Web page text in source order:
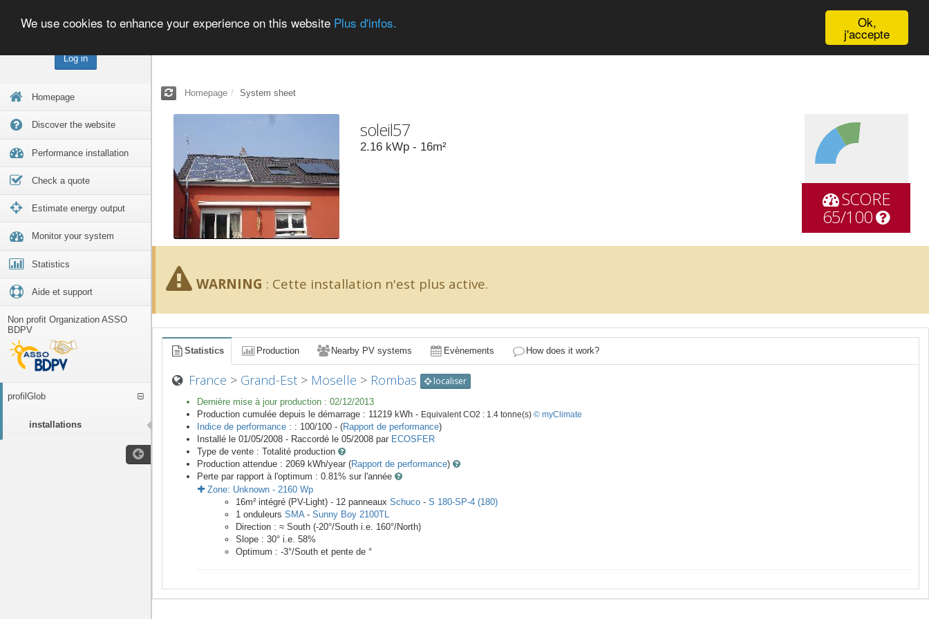
Log in
Homepage
Discover the website
Performance installation
Check a quote
Estimate energy output
Monitor your system
Statistics
Aide et support
Non profit Organization ASSO
BDPV
profilGlob
installations
Ok,
j'accepte
We use cookies to enhance your experience on this website Plus d'infos.
Homepage System sheet
soleil57
2.16 kWp - 16m²
SCORE
65/100
WARNING : Cette installation n'est plus active.
Statistics Production Nearby PV systems Evènements How does it work?
France > Grand-Est > Moselle > Rombas localiser
Dernière mise à jour production : 02/12/2013
Production cumulée depuis le démarrage : 11219 kWh - Equivalent CO2 : 1.4 tonne(s) © myClimate
Indice de performance : : 100/100 - (Rapport de performance)
Installé le 01/05/2008 - Raccordé le 05/2008 par ECOSFER
Type de vente : Totalité production
Production attendue : 2069 kWh/year (Rapport de performance)
Perte par rapport à l'optimum : 0.81% sur l'année
Zone: Unknown - 2160 Wp
16m² intégré (PV-Light) - 12 panneaux Schuco - S 180-SP-4 (180)
1 onduleurs SMA- Sunny Boy 2100TL
Direction : ≈ South (-20°/South i.e. 160°/North)
Slope : 30° i.e. 58%
Optimum : -3°/South et pente de °